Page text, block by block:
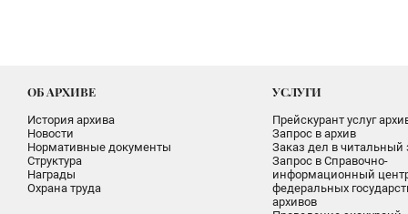
ОБ АРХИВЕ
История архива
Новости
Нормативные документы
Структура
Награды
Охрана труда
УСЛУГИ
Прейскурант услуг
Запрос в архив
Заказ дел в читальный
Запрос в Справочно-
информационный
федеральных
архивов